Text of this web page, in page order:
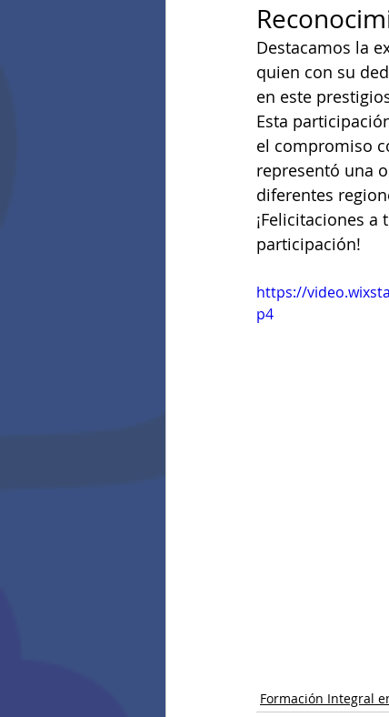
Destacamos la
quien con su
en este
Esta
el compromiso
representó una
diferentes
¡Felicitaciones
participación!
https://
p4
Formación Integral